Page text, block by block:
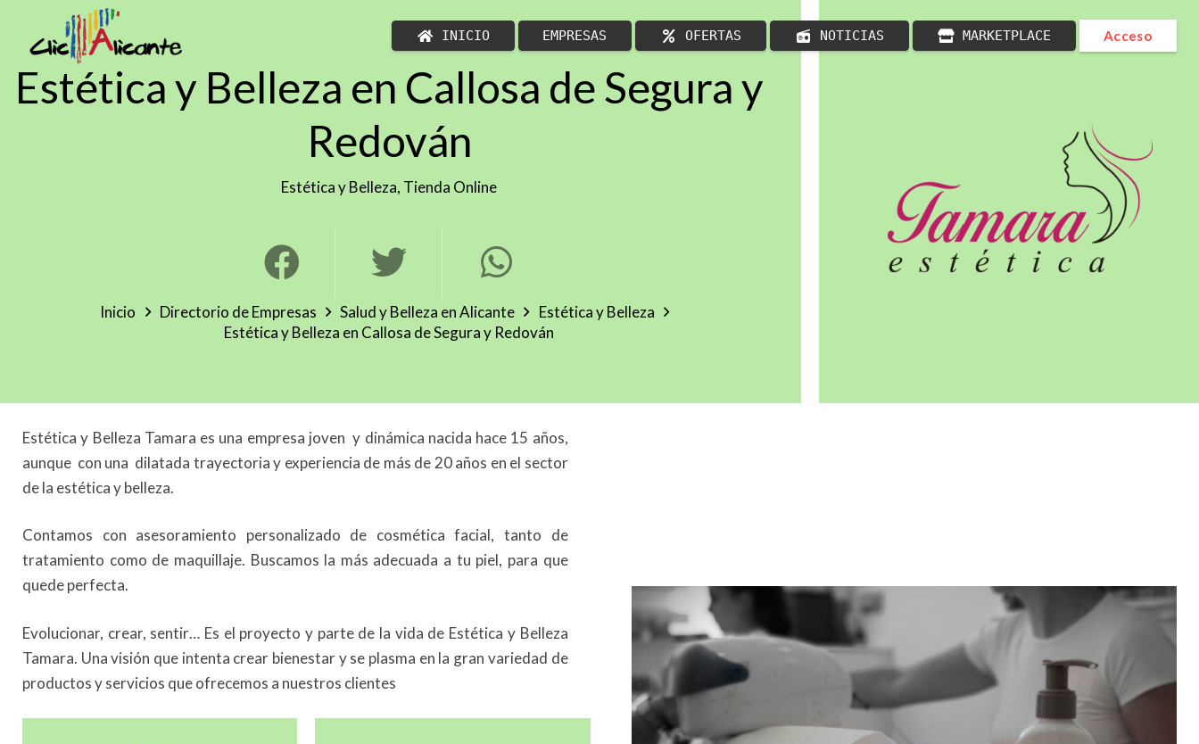
INICIO EMPRESAS OFERTAS NOTICIAS MARKETPLACE Acceso
Estética y Belleza en Callosa de Segura y
Redován
Estética y Belleza, Tienda Online
Inicio Directorio de Empresas Salud y Belleza en Alicante
Estética y Belleza
Estética y Belleza en Callosa de Segura y Redován
Estética y Belleza Tamara es una empresa joven y dinámica nacida hace 15 años,
aunque con una dilatada trayectoria y experiencia de más de 20 años en el sector
de la estética y belleza.
Contamos con asesoramiento personalizado de cosmética facial, tanto de
tratamiento como de maquillaje. Buscamos la más adecuada a tu piel, para que
quede perfecta.
Evolucionar, crear, sentir… Es el proyecto y parte de la vida de Estética y Belleza
Tamara. Una visión que intenta crear bienestar y se plasma en la gran variedad de
productos y servicios que ofrecemos a nuestros clientes